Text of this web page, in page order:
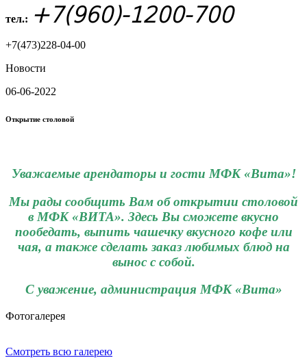
тел.: +7(960)-1200-700
+7(473)228-04-00
Новости
06-06-2022
Открытие столовой
Уважаемые арендаторы и гости МФК «Вита»!
Мы рады сообщить Вам об открытии столовой
в МФК «ВИТА». Здесь Вы сможете вкусно
пообедать, выпить чашечку вкусного кофе или
чая, а также сделать заказ любимых блюд на
вынос с собой.
С уважение, администрация МФК «Вита»
Фотогалерея
Смотреть всю галерею